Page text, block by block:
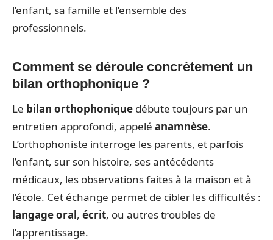
l’enfant, sa famille et l’ensemble des
professionnels.
Comment se déroule concrètement un
bilan orthophonique ?
Le bilan orthophonique débute toujours par un
entretien approfondi, appelé anamnèse.
L’orthophoniste interroge les parents, et parfois
l’enfant, sur son histoire, ses antécédents
médicaux, les observations faites à la maison et à
l’école. Cet échange permet de cibler les difficultés :
langage oral, écrit, ou autres troubles de
l’apprentissage.